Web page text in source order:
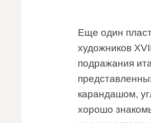
Еще один
художников
подражания
карандашом,
хорошо